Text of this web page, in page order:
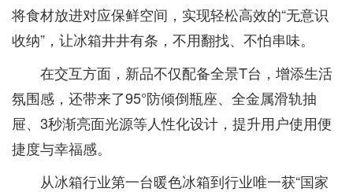
将食材放进对应保鲜空间，实现轻松高效的“无意识
收纳”，让冰箱井井有条，不用翻找、不怕串味。
在交互方面，新品不仅配备全景T台，增添生活
氛围感，还带来了95°防倾倒瓶座、全金属滑轨抽
屉、3秒渐亮面光源等人性化设计，提升用户使用便
捷度与幸福感。
从冰箱行业第一台暖色冰箱到行业唯一获“国家